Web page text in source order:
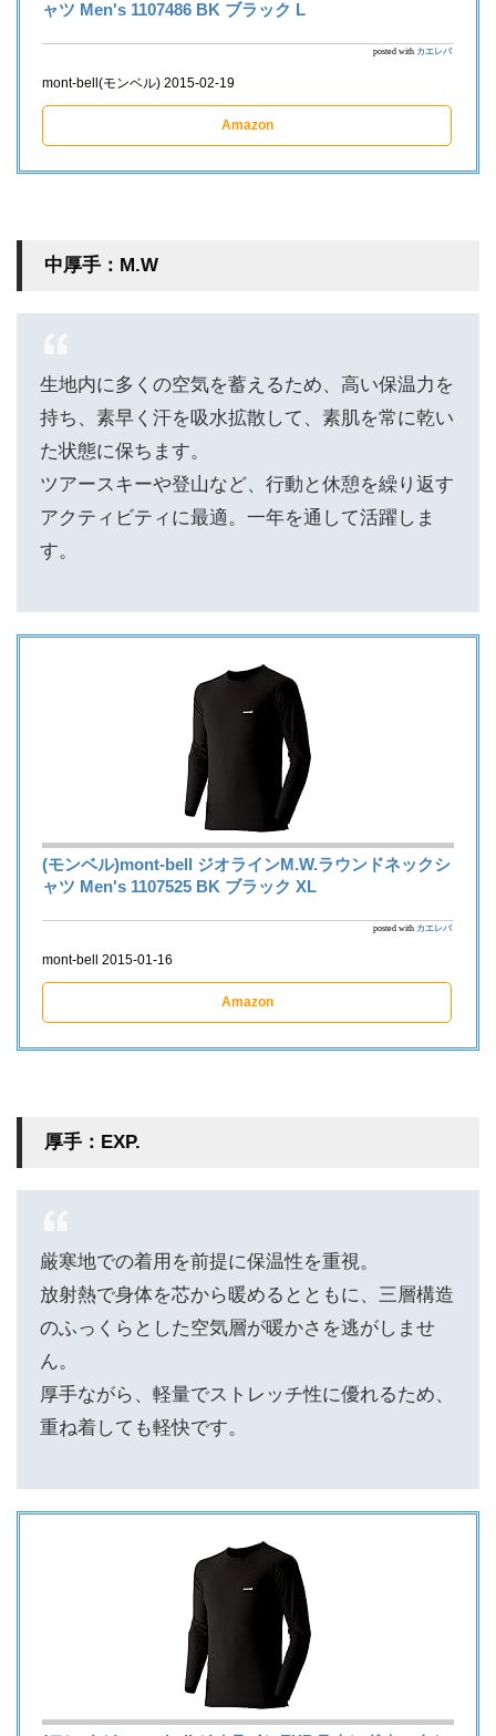
ャツ Men's 1107486 BK ブラック L
posted with カエレバ
mont-bell(モンベル) 2015-02-19
Amazon
中厚手：M.W
生地内に多くの空気を蓄えるため、高い保温力を
持ち、素早く汗を吸水拡散して、素肌を常に乾い
た状態に保ちます。
ツアースキーや登山など、行動と休憩を繰り返す
アクティビティに最適。一年を通して活躍しま
す。
(モンベル)mont-bell ジオラインM.W.ラウンドネックシ
ャツ Men's 1107525 BK ブラック XL
posted with カエレバ
mont-bell 2015-01-16
Amazon
厚手：EXP.
厳寒地での着用を前提に保温性を重視。
放射熱で身体を芯から暖めるとともに、三層構造
のふっくらとした空気層が暖かさを逃がしませ
ん。
厚手ながら、軽量でストレッチ性に優れるため、
重ね着しても軽快です。